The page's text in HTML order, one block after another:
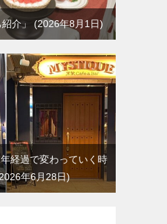
介」 2026年8月1日
経過で変わっていく時
年6月28日